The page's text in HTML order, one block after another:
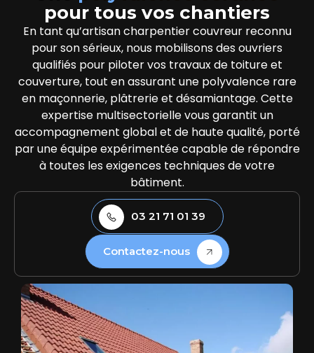
pour tous vos chantiers
En tant qu’artisan charpentier couvreur reconnu
pour son sérieux, nous mobilisons des ouvriers
qualifiés pour piloter vos travaux de toiture et
couverture, tout en assurant une polyvalence rare
en maçonnerie, plâtrerie et désamiantage. Cette
expertise multisectorielle vous garantit un
accompagnement global et de haute qualité, porté
par une équipe expérimentée capable de répondre
à toutes les exigences techniques de votre
bâtiment.
03 21 71 01 39
Contactez-nous